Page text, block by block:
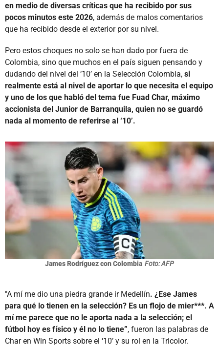
en medio de diversas críticas que ha recibido por sus
pocos minutos este 2026, además de malos comentarios
que ha recibido desde el exterior por su nivel.
Pero estos choques no solo se han dado por fuera de
Colombia, sino que muchos en el país siguen pensando y
dudando del nivel del ‘10’ en la Selección Colombia, si
realmente está al nivel de aportar lo que necesita el equipo
y uno de los que habló del tema fue Fuad Char, máximo
accionista del Junior de Barranquila, quien no se guardó
nada al momento de referirse al ‘10’.
James Rodríguez con Colombia Foto: AFP
"A mí me dio una piedra grande ir Medellín. ¿Ese James
para qué lo tienen en la selección? Es un flojo de mier***. A
mí me parece que no le aporta nada a la selección; el
fútbol hoy es físico y él no lo tiene”, fueron las palabras de
Char en Win Sports sobre el ‘10’ y su rol en la Tricolor.